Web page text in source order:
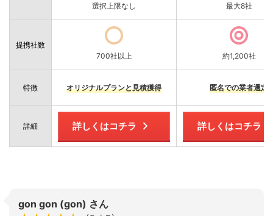
選択上限なし
最大8社
提携社数
700社以上
約1,200社
特徴 オリジナルプランと見積獲得 匿名での業者選定
詳細 詳しくはコチラ 詳しくはコチラ
gon gon (gon) さん